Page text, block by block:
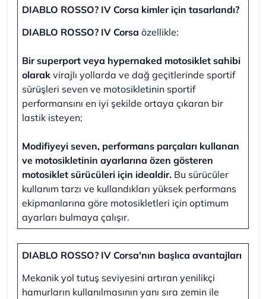
DIABLO ROSSO? IV Corsa kimler için tasarlandı?
DIABLO ROSSO? IV Corsa özellikle:
Bir superport veya hypernaked motosiklet sahibi
olarak virajlı yollarda ve dağ geçitlerinde sportif
sürüşleri seven ve motosikletinin sportif
performansını en iyi şekilde ortaya çıkaran bir
lastik isteyen;
Modifiyeyi seven, performans parçaları kullanan
ve motosikletinin ayarlarına özen gösteren
motosiklet sürücüleri için idealdir. Bu sürücüler
kullanım tarzı ve kullandıkları yüksek performans
ekipmanlarına göre motosikletleri için optimum
ayarları bulmaya çalışır.
DIABLO ROSSO? IV Corsa'nın başlıca avantajları
Mekanik yol tutuş seviyesini artıran yenilikçi
hamurların kullanılmasının yanı sıra zemin ile